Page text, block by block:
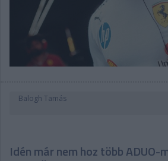
Balogh Tamás
Idén már nem hoz több